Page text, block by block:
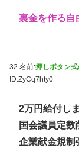
裏金を作る自
32 名前:押しボタン
ID:ZyCq7hty0
2万円給付し
国会議員定
企業献金規制